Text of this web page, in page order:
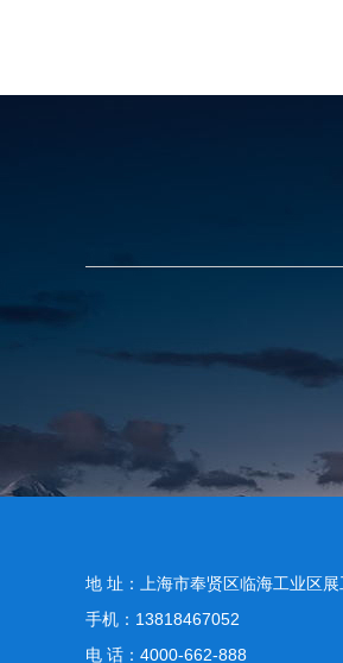
地 址：上海市奉贤区临海工业区
手机：13818467052
电 话：4000-662-888